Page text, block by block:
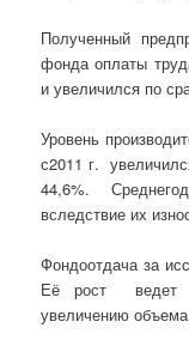
Полученный
фонда оплаты
и увеличился по
Уровень
с2011 г.
44,6%.
вследствие их
Фондоотдача за
Её рост ведет
увеличению